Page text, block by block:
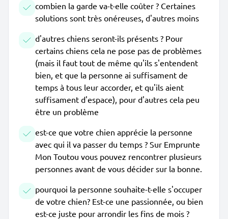
combien la garde va-t-elle coûter ? Certaines
solutions sont très onéreuses, d'autres moins
d'autres chiens seront-ils présents ? Pour
certains chiens cela ne pose pas de problèmes
(mais il faut tout de même qu'ils s'entendent
bien, et que la personne ai suffisament de
temps à tous leur accorder, et qu'ils aient
suffisament d'espace), pour d'autres cela peu
être un problème
est-ce que votre chien apprécie la personne
avec qui il va passer du temps ? Sur Emprunte
Mon Toutou vous pouvez rencontrer plusieurs
personnes avant de vous décider sur la bonne.
pourquoi la personne souhaite-t-elle s'occuper
de votre chien? Est-ce une passionnée, ou bien
est-ce juste pour arrondir les fins de mois ?